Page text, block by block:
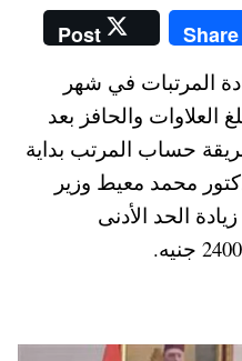
Share
Post
المرتبات في شهر
مبلغ العلاوات والحافز بعد
حساب المرتب بداية
أكد الدكتور محمد معيط وزير
الحد الأدنى